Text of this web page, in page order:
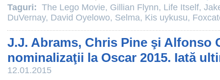
Taguri: The Lego Movie, Gillian Flynn, Life Itself,
DuVernay, David Oyelowo, Selma, Kis uykusu,
J.J. Abrams, Chris Pine şi Alfonso
nominalizaţii la Oscar 2015. Iată
12.01.2015